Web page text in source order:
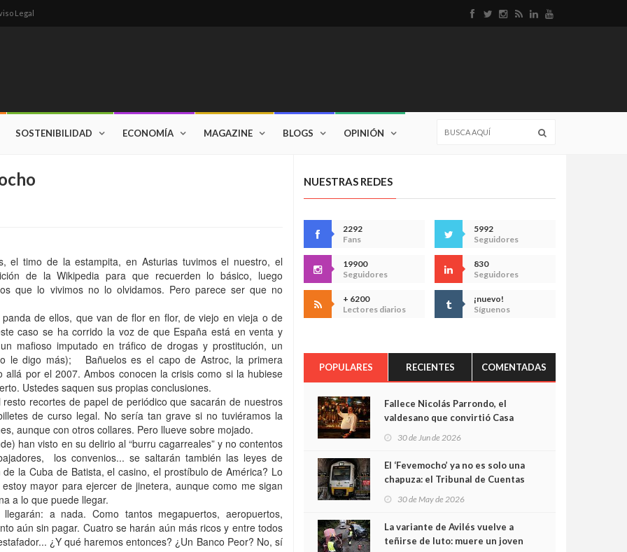
Legal
SOSTENIBILIDAD ECONOMÍA MAGAZINE BLOGS OPINIÓN
el timo de la estampita, en Asturias tuvimos el nuestro, el
de la Wikipedia para que recuerden lo básico, luego
que lo vivimos no lo olvidamos. Pero parece ser que no
de ellos, que van de flor en flor, de viejo en vieja o de
caso se ha corrido la voz de que España está en venta y
mafioso imputado en tráfico de drogas y prostitución, un
le digo más); Bañuelos es el capo de Astroc, la primera
por el 2007. Ambos conocen la crisis como si la hubiese
Ustedes saquen sus propias conclusiones.
recortes de papel de periódico que sacarán de nuestros
de curso legal. No sería tan grave si no tuviéramos la
aunque con otros collares. Pero llueve sobre mojado.
han visto en su delirio al “burru cagarreales” y no contentos
los convenios... se saltarán también las leyes de
la Cuba de Batista, el casino, el prostíbulo de América? Lo
mayor para ejercer de jinetera, aunque como me sigan
a lo que puede llegar.
a nada. Como tantos megapuertos, aeropuertos,
aún sin pagar. Cuatro se harán aún más ricos y entre todos
¿Y qué haremos entonces? ¿Un Banco Peor? No, sí
NUESTRAS REDES
2292
Fans
5992
Seguidores
19900
Seguidores
830
Seguidores
+ 6200
Lectores diarios
¡nuevo!
Síguenos
POPULARES RECIENTES COMENTADAS
Fallece Nicolás Parrondo, el
valdesano que convirtió Casa
30 de Jun de 2026
El ‘Fevemocho’ ya no es solo una
chapuza: el Tribunal de Cuentas
sobrecoste de los trenes que no
cabían por los túneles
30 de May de 2026
La variante de Avilés vuelve a
teñirse de luto: muere un joven